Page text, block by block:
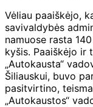
Vėliau paaiškėjo,
savivaldybės
namuose rasta
kyšis. Paaiškėjo ir
„Autokausta“
Šiliauskui, buvo
pasitvirtino,
„Autokaustos“